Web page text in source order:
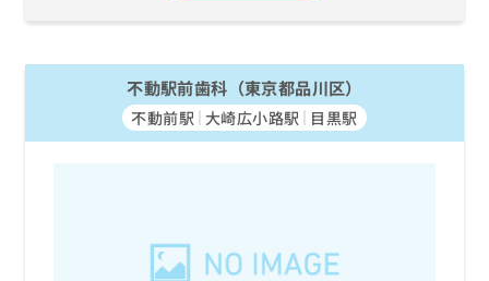
不動駅前歯科（東京都品川区）
不動前駅 大崎広小路駅 目黒駅